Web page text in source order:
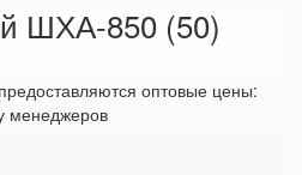
ШХА-850 (50)
оптовые цены:
менеджеров